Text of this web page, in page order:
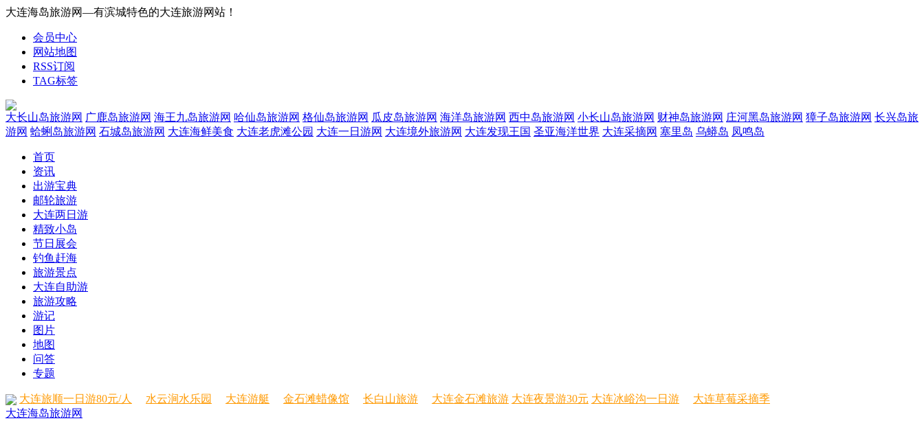
大连海岛旅游网—有滨城特色的大连旅游网站！
会员中心
网站地图
RSS订阅
TAG标签
大长山岛旅游网 广鹿岛旅游网 海王九岛旅游网 哈仙岛旅游网 格仙岛旅游网 瓜皮岛旅游网 海洋岛旅游网 西中岛旅游网 小长山岛旅游网 财神岛旅游网 庄河黑岛旅游网 獐子岛旅游网 长兴岛旅
游网 蛤蜊岛旅游网 石城岛旅游网 大连海鲜美食 大连老虎滩公园 大连一日游网 大连境外旅游网 大连发现王国 圣亚海洋世界 大连采摘网 塞里岛 乌蟒岛 凤鸣岛
首页
资讯
出游宝典
邮轮旅游
大连两日游
精致小岛
节日展会
钓鱼赶海
旅游景点
大连自助游
旅游攻略
游记
图片
地图
问答
专题
大连旅顺一日游80元/人 水云涧水乐园 大连游艇 金石滩蜡像馆 长白山旅游 大连金石滩旅游 大连夜景游30元 大连冰峪沟一日游
大连草莓采摘季
大连海岛旅游网